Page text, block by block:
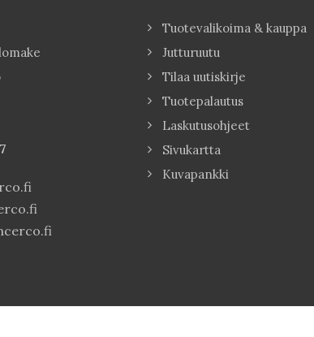
Tuotevalikoima & kauppa
Jutturuutu
Tilaa uutiskirje
Tuotepalautus
Laskutusohjeet
Sivukartta
Kuvapankki